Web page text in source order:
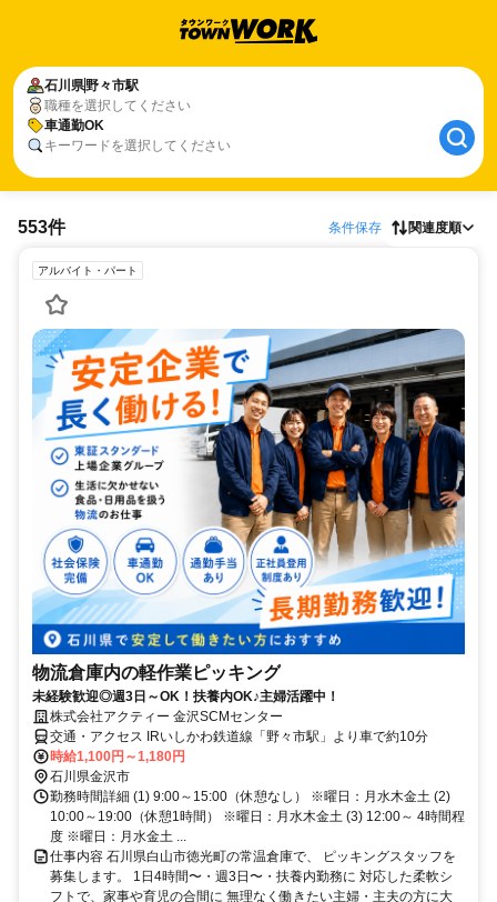
石川県野々市駅
職種を選択してください
車通勤OK
キーワードを選択してください
553件 条件保存 関連度順
アルバイト・パート
物流倉庫内の軽作業ピッキング
未経験歓迎◎週3日～OK！扶養内OK♪主婦活躍中！
株式会社アクティー 金沢SCMセンター
交通・アクセス IRいしかわ鉄道線「野々市駅」より車で約10分
時給1,100円～1,180円
石川県金沢市
勤務時間詳細 (1) 9:00～15:00（休憩なし） ※曜日：月水木金土 (2)
10:00～19:00（休憩1時間） ※曜日：月水木金土 (3) 12:00～ 4時間程
度 ※曜日：月水金土 ...
仕事内容 石川県白山市徳光町の常温倉庫で、 ピッキングスタッフを
募集します。 1日4時間〜・週3日〜・扶養内勤務に 対応した柔軟シ
フトで、家事や育児の合間に 無理なく働きたい主婦・主夫の方に大